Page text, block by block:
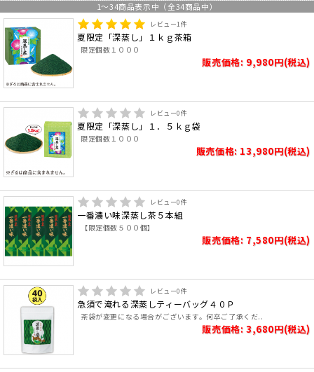
1～34商品表示中（全34商品中）
レビュー1件
夏限定「深蒸し」１ｋｇ茶箱
限定個数１０００
販売価格: 9,980円(税込)
レビュー0件
夏限定「深蒸し」１．５ｋｇ袋
限定個数１０００
販売価格: 13,980円(税込)
レビュー0件
一番濃い味深蒸し茶５本組
【限定個数５００個】
販売価格: 7,580円(税込)
レビュー0件
急須で淹れる深蒸しティーバッグ４０Ｐ
茶袋が変更になる場合がございます。何卒ご了承くだ..
販売価格: 3,680円(税込)